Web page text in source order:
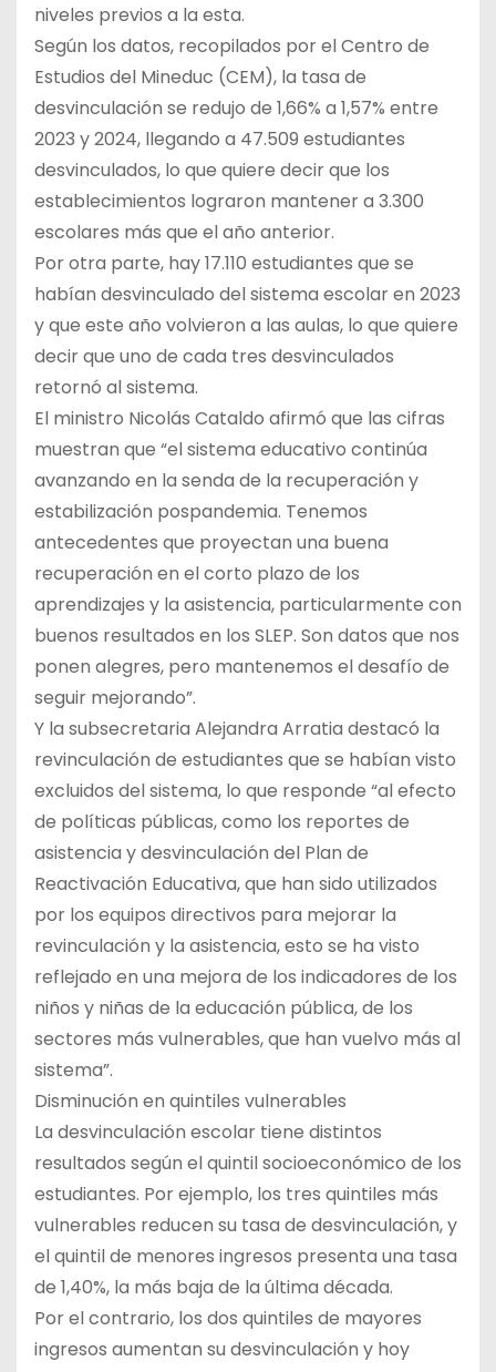
niveles previos a la esta.
Según los datos, recopilados por el Centro de
Estudios del Mineduc (CEM), la tasa de
desvinculación se redujo de 1,66% a 1,57% entre
2023 y 2024, llegando a 47.509 estudiantes
desvinculados, lo que quiere decir que los
establecimientos lograron mantener a 3.300
escolares más que el año anterior.
Por otra parte, hay 17.110 estudiantes que se
habían desvinculado del sistema escolar en 2023
y que este año volvieron a las aulas, lo que quiere
decir que uno de cada tres desvinculados
retornó al sistema.
El ministro Nicolás Cataldo afirmó que las cifras
muestran que “el sistema educativo continúa
avanzando en la senda de la recuperación y
estabilización pospandemia. Tenemos
antecedentes que proyectan una buena
recuperación en el corto plazo de los
aprendizajes y la asistencia, particularmente con
buenos resultados en los SLEP. Son datos que nos
ponen alegres, pero mantenemos el desafío de
seguir mejorando”.
Y la subsecretaria Alejandra Arratia destacó la
revinculación de estudiantes que se habían visto
excluidos del sistema, lo que responde “al efecto
de políticas públicas, como los reportes de
asistencia y desvinculación del Plan de
Reactivación Educativa, que han sido utilizados
por los equipos directivos para mejorar la
revinculación y la asistencia, esto se ha visto
reflejado en una mejora de los indicadores de los
niños y niñas de la educación pública, de los
sectores más vulnerables, que han vuelvo más al
sistema”.
Disminución en quintiles vulnerables
La desvinculación escolar tiene distintos
resultados según el quintil socioeconómico de los
estudiantes. Por ejemplo, los tres quintiles más
vulnerables reducen su tasa de desvinculación, y
el quintil de menores ingresos presenta una tasa
de 1,40%, la más baja de la última década.
Por el contrario, los dos quintiles de mayores
ingresos aumentan su desvinculación y hoy